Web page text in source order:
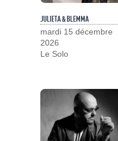
JULIETA & BLEMMA
mardi 15 décembre
2026
Le Solo